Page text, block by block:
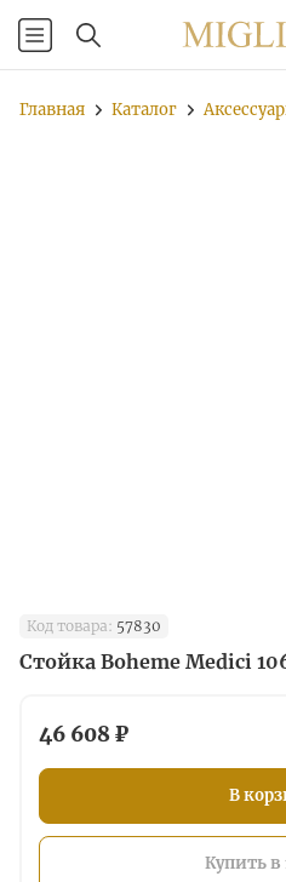
Главная Каталог
Код товара: 57830
Стойка Boheme Medici
46 608 ₽
В
Купить в